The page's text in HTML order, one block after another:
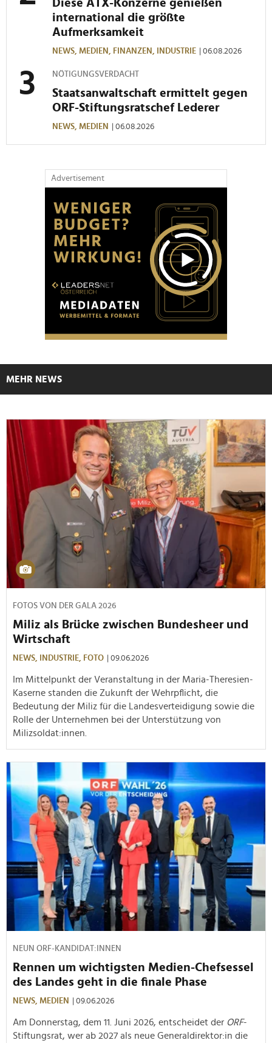
Diese ATX-Konzerne genießen
international die größte
Aufmerksamkeit
NEWS, MEDIEN, FINANZEN, INDUSTRIE | 06.08.2026
NÖTIGUNGSVERDACHT
Staatsanwaltschaft ermittelt gegen
ORF-Stiftungsratschef Lederer
NEWS, MEDIEN | 06.08.2026
Advertisement
MEHR NEWS
FOTOS VON DER GALA 2026
Miliz als Brücke zwischen Bundesheer und
Wirtschaft
NEWS, INDUSTRIE, FOTO | 09.06.2026
Im Mittelpunkt der Veranstaltung in der Maria-Theresien-
Kaserne standen die Zukunft der Wehrpflicht, die
Bedeutung der Miliz für die Landesverteidigung sowie die
Rolle der Unternehmen bei der Unterstützung von
Milizsoldat:innen.
NEUN ORF-KANDIDAT:INNEN
Rennen um wichtigsten Medien-Chefsessel
des Landes geht in die finale Phase
NEWS, MEDIEN | 09.06.2026
Am Donnerstag, dem 11. Juni 2026, entscheidet der ORF-
Stiftungsrat, wer ab 2027 als neue Generaldirektor:in die